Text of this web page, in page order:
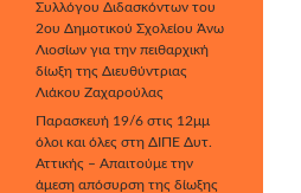
Συλλόγου Διδασκόντων του
2ου Δημοτικού Σχολείου Άνω
Λιοσίων για την πειθαρχική
δίωξη της Διευθύντριας
Λιάκου Ζαχαρούλας
Παρασκευή 19/6 στις 12μμ
όλοι και όλες στη ΔΙΠΕ Δυτ.
Αττικής – Απαιτούμε την
άμεση απόσυρση της δίωξης